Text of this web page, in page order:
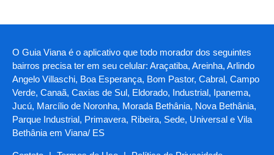
O Guia Viana é o aplicativo que todo morador dos seguintes
bairros precisa ter em seu celular: Araçatiba, Areinha, Arlindo
Angelo Villaschi, Boa Esperança, Bom Pastor, Cabral, Campo
Verde, Canaã, Caxias de Sul, Eldorado, Industrial, Ipanema,
Jucú, Marcílio de Noronha, Morada Bethânia, Nova Bethânia,
Parque Industrial, Primavera, Ribeira, Sede, Universal e Vila
Bethânia em Viana/ ES